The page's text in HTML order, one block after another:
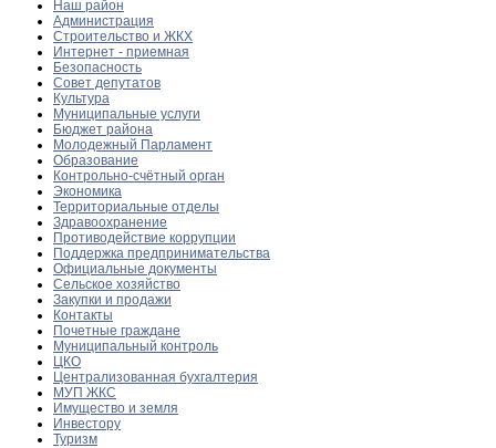
Наш район
Администрация
Строительство и ЖКХ
Интернет - приемная
Безопасность
Совет депутатов
Культура
Муниципальные услуги
Бюджет района
Молодежный Парламент
Образование
Контрольно-счётный орган
Экономика
Территориальные отделы
Здравоохранение
Противодействие коррупции
Поддержка предпринимательства
Официальные документы
Сельское хозяйство
Закупки и продажи
Контакты
Почетные граждане
Муниципальный контроль
ЦКО
Централизованная бухгалтерия
МУП ЖКС
Имущество и земля
Инвестору
Туризм